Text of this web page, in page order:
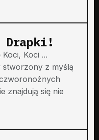
Koci ...
stworzony z myślą
znajdują się nie